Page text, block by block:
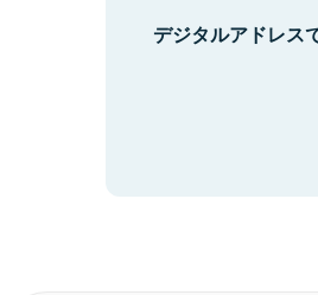
デジタルアドレス